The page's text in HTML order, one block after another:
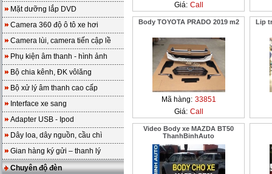
Mặt dưỡng lắp DVD
Camera 360 độ ô tô xe hơi
Camera lùi, camera tiến cập lề
Phụ kiện âm thanh - hình ảnh
Bộ chia kênh, ĐK vôlăng
Bộ xử lý âm thanh cao cấp
Interface xe sang
Adapter USB - Ipod
Dây loa, dây nguồn, cầu chì
Gian hàng ký gửi – thanh lý
Chuyên độ đèn
Giá: Call
Body TOYOTA PRADO 2019 m2
Mã hàng: 33851
Giá: Call
Lip
Video Body xe MAZDA BT50
ThanhBinhAuto